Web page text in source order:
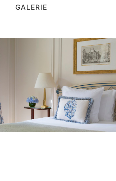
GALERIE